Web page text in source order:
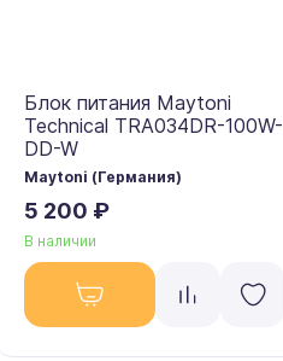
Блок питания Maytoni
Technical TRA034DR-100W-
DD-W
Maytoni (Германия)
5 200 ₽
В наличии